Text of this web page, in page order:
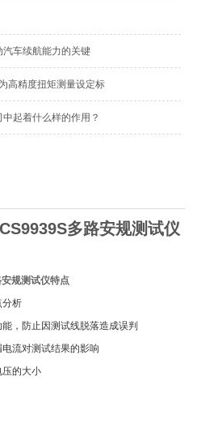
车续航能力的关键
高精度扭矩测量设定标
起着什么样的作用？
多路安规测试仪
规测试仪特点
分析
，防止因测试线脱落造成误判
流对测试结果的影响
压的大小